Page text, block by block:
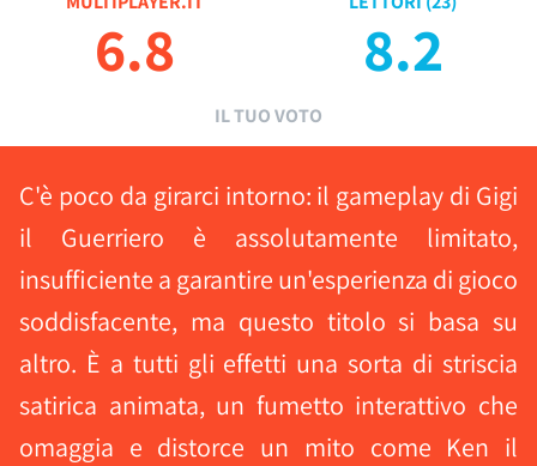
6.8 8.2
IL TUO VOTO
C'è poco da girarci intorno: il gameplay di Gigi
il Guerriero è assolutamente limitato,
insufficiente a garantire un'esperienza di gioco
soddisfacente, ma questo titolo si basa su
altro. È a tutti gli effetti una sorta di striscia
satirica animata, un fumetto interattivo che
omaggia e distorce un mito come Ken il